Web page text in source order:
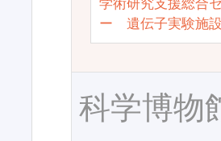
学術研究支援総合
ー 遺伝子実験施設
科学博物